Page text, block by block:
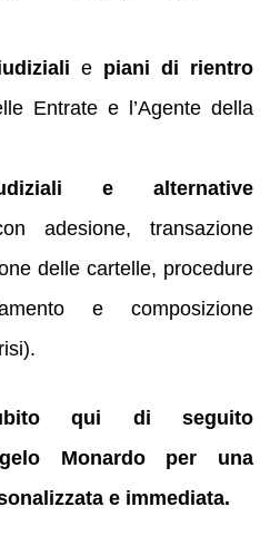
e piani di rientro
Entrate e l’Agente della
e alternative
adesione, transazione
delle cartelle, procedure
e composizione
qui di seguito
Monardo per una
e immediata.